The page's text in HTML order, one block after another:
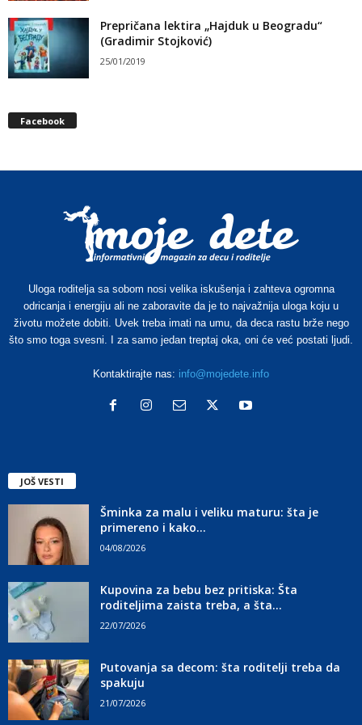
Prepričana lektira „Hajduk u Beogradu“
(Gradimir Stojković)
25/01/2019
Facebook
Uloga roditelja sa sobom nosi velika iskušenja i zahteva ogromna
odricanja i energiju ali ne zaboravite da je to najvažnija uloga koju u
životu možete dobiti. Uvek treba imati na umu, da deca rastu brže nego
što smo toga svesni. I za samo jedan treptaj oka, oni će već postati ljudi.
Kontaktirajte nas: info@mojedete.info
JOŠ VESTI
Šminka za malu i veliku maturu: šta je
primereno i kako...
04/08/2026
Kupovina za bebu bez pritiska: Šta
roditeljima zaista treba, a šta...
22/07/2026
Putovanja sa decom: šta roditelji treba da
spakuju
21/07/2026